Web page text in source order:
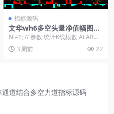
指标源码
文华wh6多空头量净值幅图指
标源码
N:=1; // 参数:统计K线根数 ALARML
INE:=20; // 参数:...
3 周前 22
通道结合多空力道指标源码